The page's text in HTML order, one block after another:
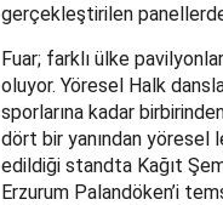
gerçekleştirilen
Fuar; farklı ülke
oluyor. Yöresel Halk
sporlarına kadar
dört bir yanından yöresel
edildiği standta Kağıt
Erzurum Palandöken’i